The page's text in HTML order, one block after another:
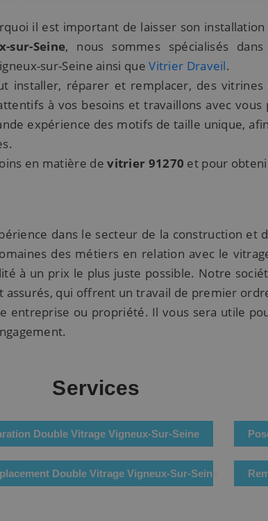
il est important de laisser son
Seine, nous sommes spécialisés
sur-Seine ainsi queVitrier Draveil.
installer, réparer et remplacer, des
à vos besoins et travaillons avec
expérience des motifs de taille unique,
en matière devitrier 91270 et pour
dans le secteur de la construction et
des métiers en relation avec le
à un prix le plus juste possible. Notre
qui offrent un travail de premier
entreprise ou propriété. Il vous sera utile
Services
Double Vitrage Vigneux-Sur-Seine
Double Vitrage Vigneux-Sur-Seine